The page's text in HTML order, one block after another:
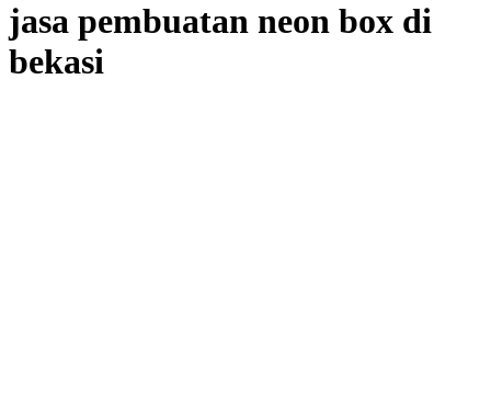
jasa pembuatan neon box di
bekasi